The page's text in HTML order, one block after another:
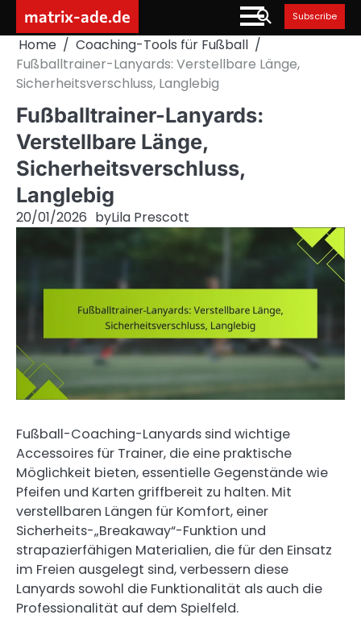
content
matrix-ade.de Subscribe
Home
Coaching-Tools für Fußball
Fußballtrainer-Lanyards: Verstellbare Länge,
Sicherheitsverschluss, Langlebig
Fußballtrainer-Lanyards:
Verstellbare Länge,
Sicherheitsverschluss,
Langlebig
20/01/2026 byLila Prescott
Fußball-Coaching-Lanyards sind wichtige
Accessoires für Trainer, die eine praktische
Möglichkeit bieten, essentielle Gegenstände wie
Pfeifen und Karten griffbereit zu halten. Mit
verstellbaren Längen für Komfort, einer
Sicherheits-„Breakaway“-Funktion und
strapazierfähigen Materialien, die für den Einsatz
im Freien ausgelegt sind, verbessern diese
Lanyards sowohl die Funktionalität als auch die
Professionalität auf dem Spielfeld.